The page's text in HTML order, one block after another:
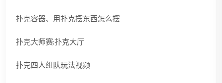
扑克容器、用扑克摆东西怎么摆
扑克大师赛;扑克大厅
扑克四人组队玩法视频